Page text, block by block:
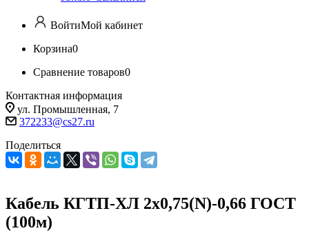
ВойтиМой кабинет
Корзина0
Сравнение товаров0
Контактная информация
ул. Промышленная, 7
372233@cs27.ru
Поделиться
Кабель КГТП-ХЛ 2х0,75(N)-0,66 ГОСТ
(100м)